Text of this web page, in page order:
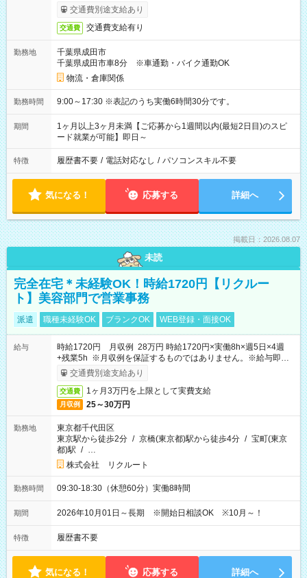
交通費別途支給あり
交通費 交通費支給有り
勤務地
千葉県成田市
千葉県成田市車8分 ※車通勤・バイク通勤OK
物流・倉庫関係
勤務時間 9:00～17:30 ※表記のうち実働6時間30分です。
期間
1ヶ月以上3ヶ月未満【ご応募から1週間以内(最短2日目)のスピ
ード就業が可能】即日～
特徴 履歴書不要 / 電話対応なし / パソコンスキル不要
気になる！ 応募する 詳細へ
掲載日：2026.08.07
未読
完全在宅＊未経験OK！時給1720円【リクルー
ト】美容部門で営業事務
派遣 職種未経験OK ブランクOK WEB登録・面接OK
給与
時給1720円 月収例 28万円 時給1720円×実働8h×週5日×4週
+残業5h ※月収例を保証するものではありません。※給与即受
取りサービス利用可（利用条件有）
交通費別途支給あり
交通費 1ヶ月3万円を上限として実費支給
月収例 25～30万円
勤務地
東京都千代田区
東京駅から徒歩2分 / 京橋(東京都)駅から徒歩4分 / 宝町(東京
都)駅 / …
株式会社 リクルート
勤務時間 09:30-18:30（休憩60分）実働8時間
期間 2026年10月01日～長期 ※開始日相談OK ※10月～！
特徴 履歴書不要
気になる！ 応募する 詳細へ